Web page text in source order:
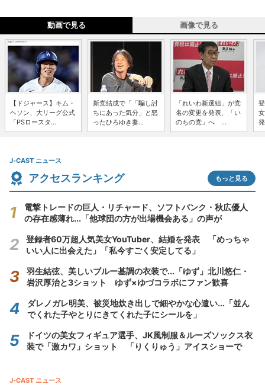
動画で見る 画像で見る
【ドジャース】キム・
ヘソン、大リーグ公式
「PSロースタ...
新党結成で「「騙し討
ちにあった気分」と怒
ったひろゆき妻...
「れいわ新選組」が党
名の変更を発表、「い
のちの党」へ ...
J-CAST ニュース
アクセスランキング もっと見る
電撃トレードの巨人・リチャード、ソフトバンク・秋広優人
の存在感薄れ...「他球団の方が出場機会ある」の声が
登録者60万超人気美女YouTuber、結婚を発表 「めっちゃ
いい人に出会えた」「私今すごく安定してる」
羽生結弦、美しいブルー基調の衣装で...「ゆず」北川悠仁・
岩沢厚治と3ショット ゆず×ゆづコラボにファン歓喜
ダレノガレ明美、被災地炊き出しで細やかな心遣い...「並ん
でくれた子やとりにきてくれた子にシールを」
ドイツの美女フィギュア選手、JK風制服＆ルーズソックス衣
装で「激カワ」ショット 「りくりゅう」アイスショーで
J-CAST ニュース